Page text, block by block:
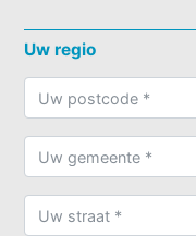
Uw regio